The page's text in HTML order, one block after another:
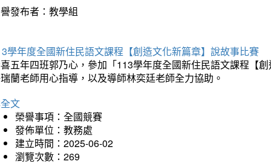
發布者：教學組
學年度全國新住民語文課程【創造文化新篇章】說故事比賽
五年四班郭乃心，參加「113學年度全國新住民語文課程【
蘭老師用心指導，以及導師林奕廷老師全力協助。
文
榮譽事項：全國競賽
發佈單位：教務處
建立時間：2025-06-02
瀏覽次數：269